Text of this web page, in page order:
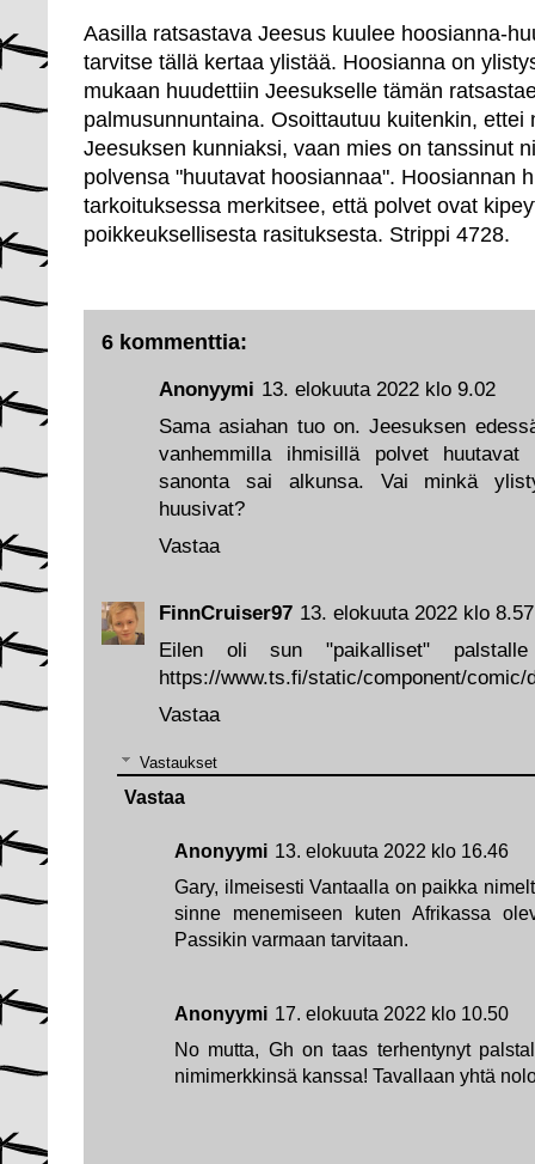
Aasilla ratsastava Jeesus kuulee hoosianna-
tarvitse tällä kertaa ylistää. Hoosianna on
mukaan huudettiin Jeesukselle tämän
palmusunnuntaina. Osoittautuu kuitenkin, ettei
Jeesuksen kunniaksi, vaan mies on tanssinut
polvensa "huutavat hoosiannaa". Hoosiannan
tarkoituksessa merkitsee, että polvet ovat
poikkeuksellisesta rasituksesta. Strippi 4728.
6 kommenttia:
FinnCruiser97 13. elokuuta 2022 klo 8.57
Eilen oli sun "paikalliset"
https://www.ts.fi/static/component/comic/
Vastaa
Vastaukset
Anonyymi 13. elokuuta 2022 klo 16.46
Gary, ilmeisesti Vantaalla on paikka
sinne menemiseen kuten Afrikassa
Passikin varmaan tarvitaan.
Anonyymi 17. elokuuta 2022 klo 10.50
No mutta, Gh on taas terhentynyt
nimimerkkinsä kanssa! Tavallaan yhtä
Vastaa
Anonyymi 13. elokuuta 2022 klo 9.02
Sama asiahan tuo on. Jeesuksen
vanhemmilla ihmisillä polvet huutavat
sanonta sai alkunsa. Vai minkä
huusivat?
Vastaa